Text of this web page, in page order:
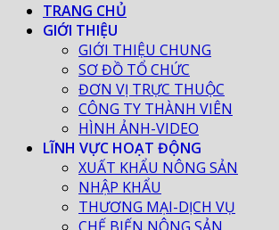
TRANG CHỦ
GIỚI THIỆU
GIỚI THIỆU CHUNG
SƠ ĐỒ TỔ CHỨC
ĐƠN VỊ TRỰC THUỘC
CÔNG TY THÀNH VIÊN
HÌNH ẢNH-VIDEO
LĨNH VỰC HOẠT ĐỘNG
XUẤT KHẨU NÔNG SẢN
NHẬP KHẨU
THƯƠNG MẠI-DỊCH VỤ